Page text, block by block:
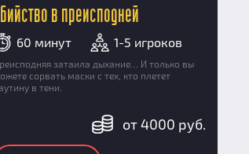
в преисподней
60 минут 1-5 игроков
затаила дыхание… И только вы
сорвать маски с тех, кто плетет
в тени.
от 4000 руб.